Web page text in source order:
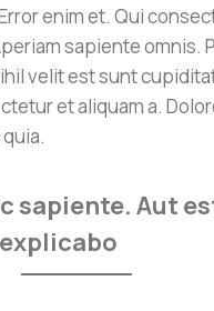
enim et. Qui
sapiente omnis.
velit est sunt
et aliquam a.
sapiente. Aut